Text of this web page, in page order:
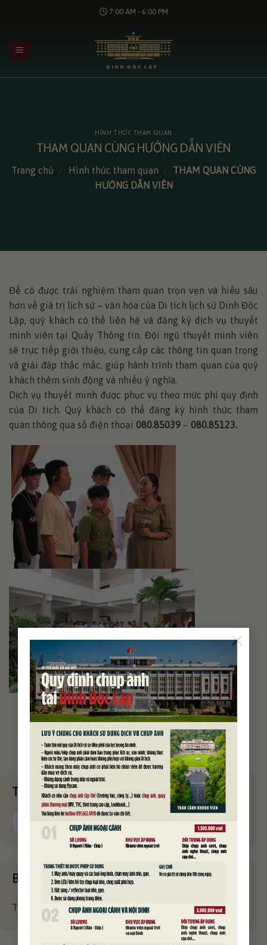
×
dung
7:00 AM - 6:00 PM
HÌNH THỨC THAM QUAN
THAM QUAN CÙNG HƯỚNG DẪN VIÊN
Trang chủ / Hình thức tham quan /
THAM QUAN CÙNG
HƯỚNG DẪN VIÊN
Để có được trải nghiệm tham quan trọn vẹn và hiểu sâu
hơn về giá trị lịch sử – văn hóa của Di tích lịch sử Dinh Độc
Lập, quý khách có thể liên hệ và đăng ký dịch vụ thuyết
minh viên tại Quầy Thông tin. Đội ngũ thuyết minh viên
sẽ trực tiếp giới thiệu, cung cấp các thông tin quan trọng
và giải đáp thắc mắc, giúp hành trình tham quan của quý
khách thêm sinh động và nhiều ý nghĩa.
Dịch vụ thuyết minh được phục vụ theo mức phí quy định
của Di tích. Quý khách có thể đăng ký hình thức tham
quan thông qua số điện thoại 080.85039 – 080.85123.
Tìm kiếm
Bài viết mới nhất
THÔNG BÁO ÁP DỤNG QUY ĐỊNH CHỤP ẢNH MỚI